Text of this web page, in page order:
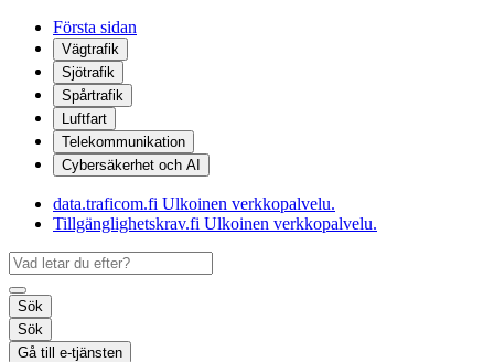
Första sidan
Vägtrafik
Sjötrafik
Spårtrafik
Luftfart
Telekommunikation
Cybersäkerhet och AI
data.traficom.fi Ulkoinen verkkopalvelu.
Tillgänglighetskrav.fi Ulkoinen verkkopalvelu.
Sök
Sök
Gå till e-tjänsten